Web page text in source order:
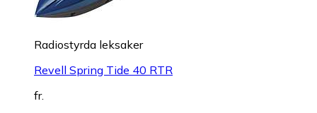
Radiostyrda leksaker
Revell Spring Tide 40 RTR
fr.